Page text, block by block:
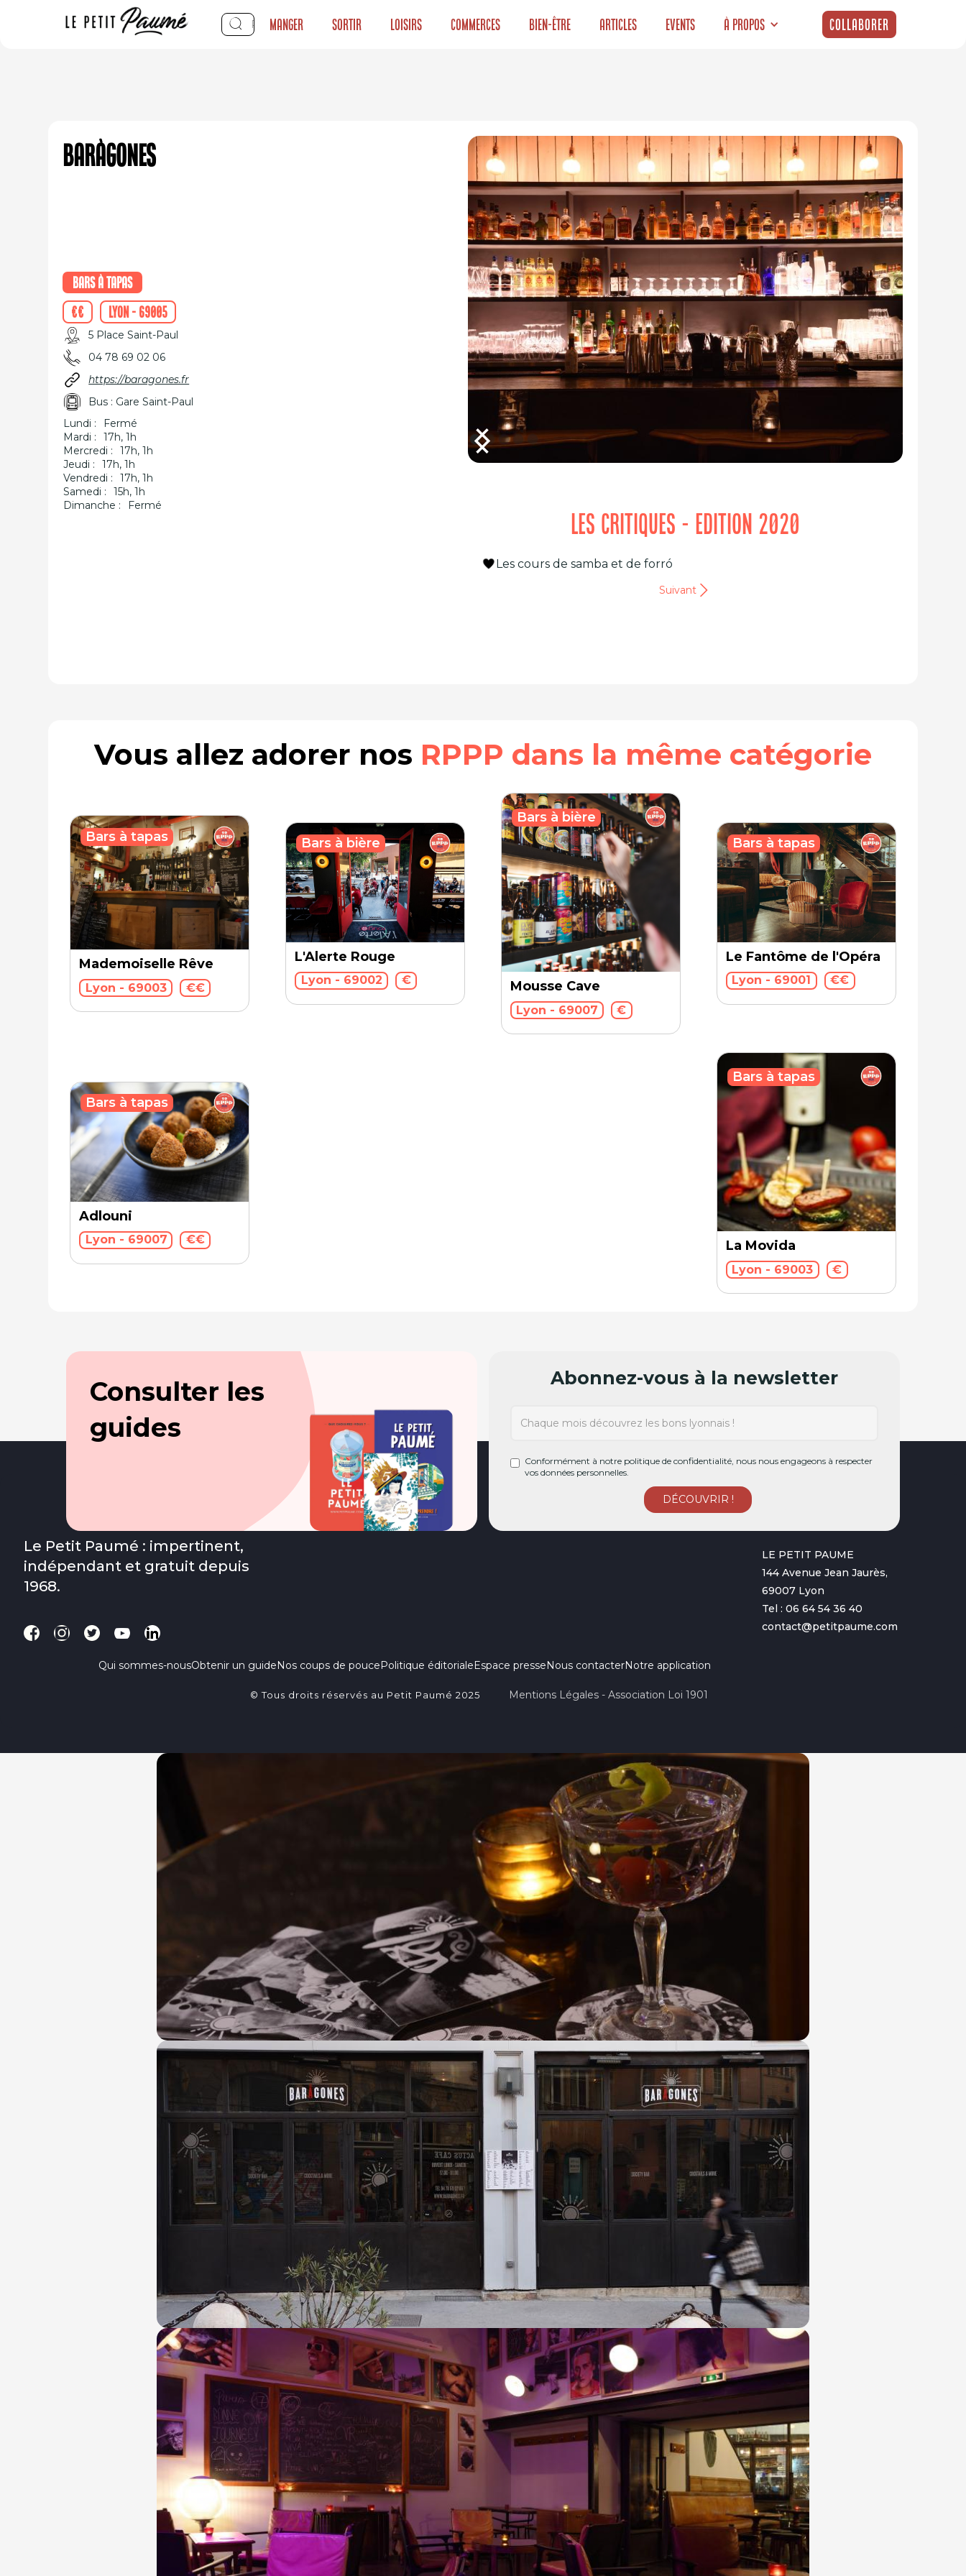
Manger Sortir Loisirs Commerces Bien-être Articles Events À propos Collaborer
Baràgones
Bars à tapas
€€
Lyon - 69005
5 Place Saint-Paul
04 78 69 02 06
https://baragones.fr
Bus : Gare Saint-Paul
Lundi :
Fermé
Mardi :
17h, 1h
Mercredi :
17h, 1h
Jeudi :
17h, 1h
Vendredi :
17h, 1h
Samedi :
15h, 1h
Dimanche :
Fermé
LES CRITIQUES - EDITION 2020
Les cours de samba et de forró
Suivant
Vous allez adorer nos RPPP dans la même catégorie
Mademoiselle Rêve
Lyon - 69003 €€
Bars à tapas
L'Alerte Rouge
Lyon - 69002 €
Bars à bière
Mousse Cave
Lyon - 69007 €
Bars à bière
Le Fantôme de l'Opéra
Lyon - 69001 €€
Bars à tapas
Adlouni
Lyon - 69007 €€
Bars à tapas
La Movida
Lyon - 69003 €
Bars à tapas
Consulter les
guides
Abonnez-vous à la newsletter
Conformément à notre politique de confidentialité, nous nous engageons à respecter
vos données personnelles.
Le Petit Paumé : impertinent,
indépendant et gratuit depuis
1968.
Qui sommes-nousObtenir un guideNos coups de poucePolitique éditorialeEspace presseNous contacterNotre application
LE PETIT PAUME
144 Avenue Jean Jaurès,
69007 Lyon
Tel : 06 64 54 36 40
contact@petitpaume.com
© Tous droits réservés au Petit Paumé 2025 Mentions Légales - Association Loi 1901